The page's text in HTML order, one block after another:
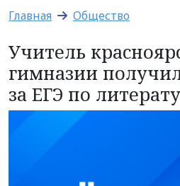
Главная Общество
Учитель
гимназии
за ЕГЭ по